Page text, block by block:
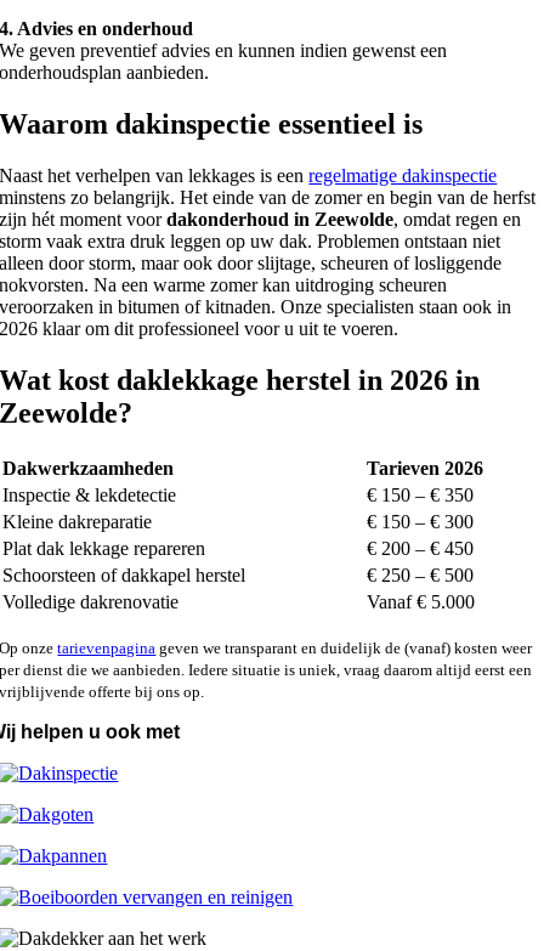
4. Advies en onderhoud
We geven preventief advies en kunnen indien gewenst een
onderhoudsplan aanbieden.
Waarom dakinspectie essentieel is
Naast het verhelpen van lekkages is eenregelmatige dakinspectie
minstens zo belangrijk. Het einde van de zomer en begin van de herfst
zijn hét moment voordakonderhoud in Zeewolde, omdat regen en
storm vaak extra druk leggen op uw dak. Problemen ontstaan niet
alleen door storm, maar ook door slijtage, scheuren of losliggende
nokvorsten. Na een warme zomer kan uitdroging scheuren
veroorzaken in bitumen of kitnaden. Onze specialisten staan ook in
2026 klaar om dit professioneel voor u uit te voeren.
Wat kost daklekkage herstel in 2026 in
Zeewolde?
Dakwerkzaamheden
Tarieven 2026
Inspectie & lekdetectie
€ 150 – € 350
Kleine dakreparatie
€ 150 – € 300
Plat dak lekkage repareren
€ 200 – € 450
Schoorsteen of dakkapel herstel
€ 250 – € 500
Volledige dakrenovatie
Vanaf € 5.000
Op onzetarievenpagina geven we transparant en duidelijk de (vanaf) kosten weer
per dienst die we aanbieden. Iedere situatie is uniek, vraag daarom altijd eerst een
vrijblijvende offerte bij ons op.
helpen u ook met